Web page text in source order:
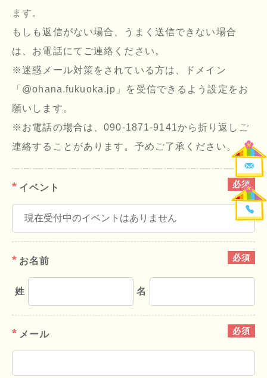
ます。
もしも返信がない場合、うまく送信できない場合
は、お電話にてご連絡ください。
※迷惑メール対策をされている方は、ドメイン
「@ohana.fukuoka.jp」を受信できるよう設定をお
願いします。
※お電話の場合は、090-1871-9141から折り返しご
連絡することがあります。予めご了承ください。
イベント
お名前
姓 名
メール